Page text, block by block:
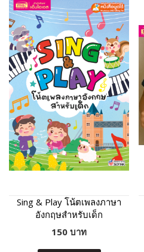
Sing & Play โน้ตเพลงภาษา
อังกฤษสำหรับเด็ก
150 บาท